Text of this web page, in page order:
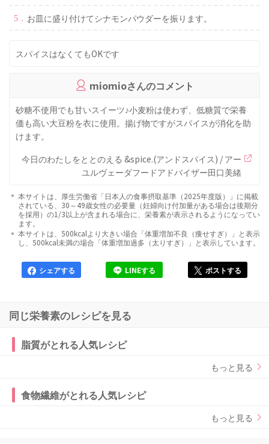
お皿に盛り付けてシナモンパウダーを振ります。
スパイスはなくてもOKです
miomioさんのコメント
砂糖不使用でも甘いスイーツ♪小麦粉は使わず、低糖質で栄養
価も高い大豆粉を衣に使用。揚げ物ですがスパイスが消化を助
けます。
今日のわたしをととのえる &spice.(アンドスパイス) / アー
ユルヴェーダフードアドバイザー田口美緒
本サイトは、厚生労働省「日本人の食事摂取基準（2025年度版）」に掲載
されている、30～49歳女性の必要量（妊婦向け付加量がある場合は後期分
を採用）の1/3以上が含まれる場合に、栄養素が表示されるようになってい
ます。
本サイトは、500kcalより大きい場合「体重増加不良（痩せすぎ）」と表示
し、500kcal未満の場合「体重増加過多（太りすぎ）」と表示しています。
シェアする LINEする ポストする
同じ栄養素のレシピを見る
脂質がとれる人気レシピ
もっと見る
食物繊維がとれる人気レシピ
もっと見る